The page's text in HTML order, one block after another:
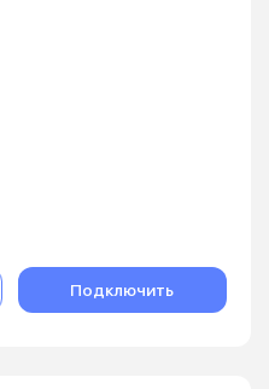
Подключить